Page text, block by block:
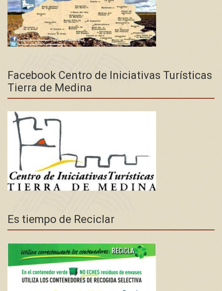
Facebook Centro de Iniciativas Turísticas
Tierra de Medina
Es tiempo de Reciclar